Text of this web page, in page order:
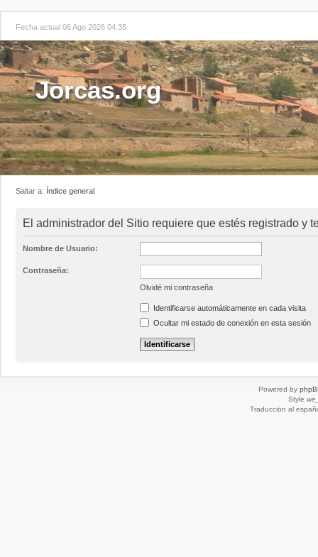
Fecha actual 06 Ago 2026 04:35
Jorcas.org
Saltar a: Índice general
El administrador del Sitio requiere que estés registrado y
Nombre de Usuario:
Contraseña:
Olvidé mi contraseña
Identificarse automáticamente en cada visita
Ocultar mi estado de conexión en esta sesión
Powered by
Style
Traducción al